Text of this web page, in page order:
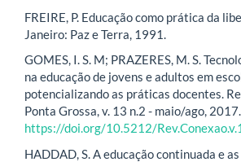
FREIRE, P. Educação como prática da
Janeiro: Paz e Terra, 1991.
GOMES, I. S. M; PRAZERES, M. S.
na educação de jovens e adultos em
potencializando as práticas docentes.
Ponta Grossa, v. 13 n.2 - maio/ago,
https://doi.org/10.5212/
HADDAD, S. A educação continuada e